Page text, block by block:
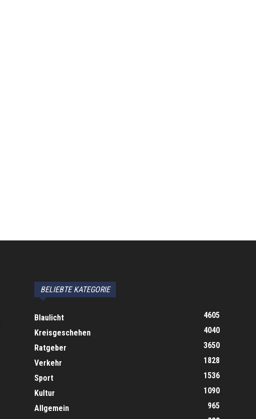
BELIEBTE KATEGORIE
Blaulicht
4605
Kreisgeschehen
4040
Ratgeber
3650
Verkehr
1828
Sport
1536
Kultur
1090
Allgemein
965